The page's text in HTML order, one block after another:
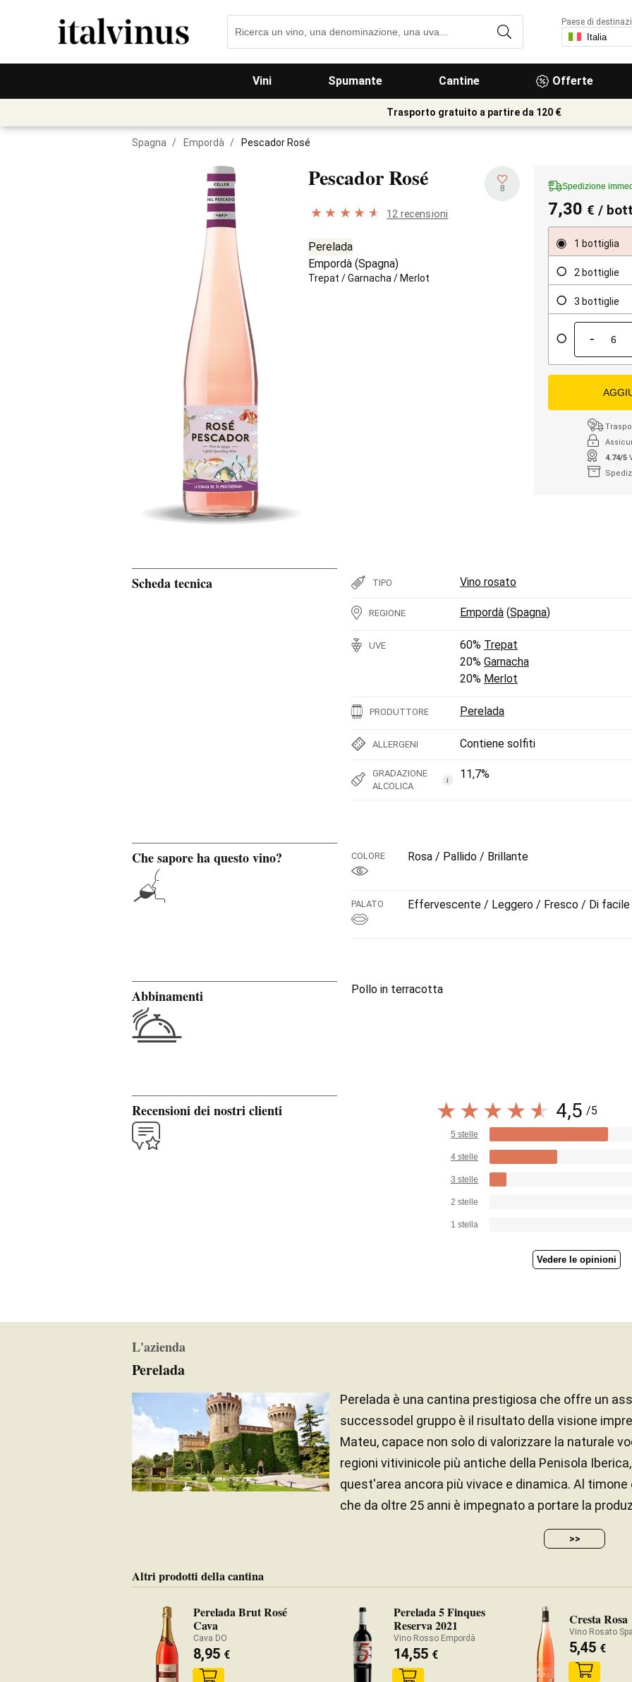
Vini Spumante Cantine Offerte
Paese di
Trasporto gratuito a partire da 120 €
Spagna / Empordà / Pescador Rosé
Pescador Rosé 8
12 recensioni
Perelada
Empordà (Spagna)
Trepat /Garnacha / Merlot
Spedizione
7,30 € /
1 bottiglia
2 bottiglie
3 bottiglie
-
4.74/5
Scheda tecnica TIPO Vino rosato
REGIONE Empordà (Spagna)
UVE 60% Trepat
20% Garnacha
20% Merlot
PRODUTTORE Perelada
ALLERGENI Contiene solfiti
GRADAZIONE
ALCOLICA
i 11,7%
Che sapore ha questo vino? COLORE Rosa / Pallido / Brillante
PALATO Effervescente / Leggero / Fresco / Di facile
Abbinamenti Pollo in terracotta
Recensioni dei nostri clienti 4,5 /5
5 stelle
4 stelle
3 stelle
2 stelle
1 stella
Vedere le opinioni
L'azienda
Perelada
Perelada è una cantina prestigiosa che offre un
successodel gruppo è il risultato della visione
Mateu, capace non solo di valorizzare la naturale
regioni vitivinicole più antiche della Penisola
quest'area ancora più vivace e dinamica. Al timone
che da oltre 25 anni è impegnato a portare la
>>
Altri prodotti della cantina
Perelada Brut Rosé
Cava
Cava DO
8,95 €
Perelada 5 Finques
Reserva 2021
Vino Rosso Empordà
14,55 €
Cresta Rosa
Vino Rosato
5,45 €